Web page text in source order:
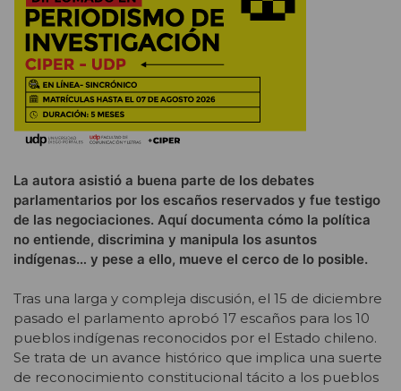
La autora asistió a buena parte de los debates
parlamentarios por los escaños reservados y fue testigo
de las negociaciones. Aquí documenta cómo la política
no entiende, discrimina y manipula los asuntos
indígenas… y pese a ello, mueve el cerco de lo posible.
Tras una larga y compleja discusión, el 15 de diciembre
pasado el parlamento aprobó 17 escaños para los 10
pueblos indígenas reconocidos por el Estado chileno.
Se trata de un avance histórico que implica una suerte
de reconocimiento constitucional tácito a los pueblos